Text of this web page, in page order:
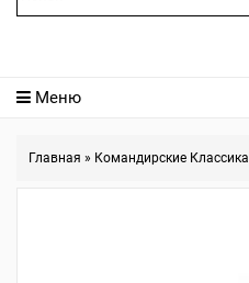
Меню
Главная » Командирские Классика